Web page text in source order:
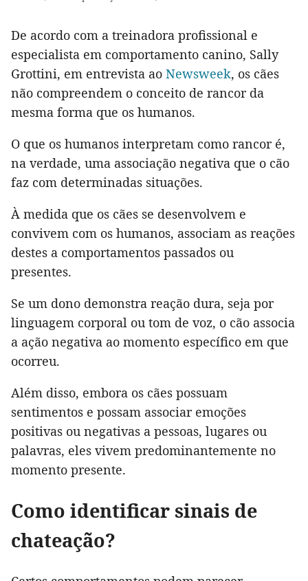
De acordo com a treinadora profissional e
especialista em comportamento canino, Sally
Grottini, em entrevista ao Newsweek, os cães
não compreendem o conceito de rancor da
mesma forma que os humanos.
O que os humanos interpretam como rancor é,
na verdade, uma associação negativa que o cão
faz com determinadas situações.
À medida que os cães se desenvolvem e
convivem com os humanos, associam as reações
destes a comportamentos passados ou
presentes.
Se um dono demonstra reação dura, seja por
linguagem corporal ou tom de voz, o cão associa
a ação negativa ao momento específico em que
ocorreu.
Além disso, embora os cães possuam
sentimentos e possam associar emoções
positivas ou negativas a pessoas, lugares ou
palavras, eles vivem predominantemente no
momento presente.
Como identificar sinais de
chateação?